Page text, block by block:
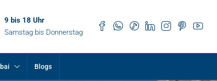
9 bis 18 Uhr
Samstag bis Donnerstag
Blogs